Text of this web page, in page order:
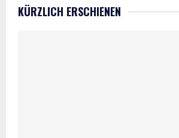
KÜRZLICH ERSCHIENEN